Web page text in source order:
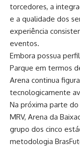
torcedores, a
e a qualidade dos
experiência
eventos.
Embora possua
Parque em termos
Arena continua
tecnologicamente
Na próxima parte do
MRV, Arena da
grupo dos cinco
metodologia